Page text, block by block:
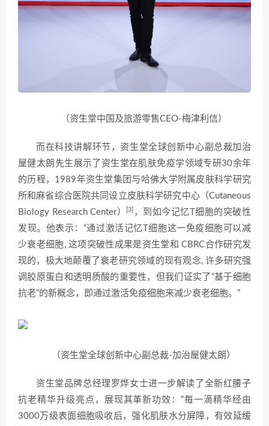
（资生堂中国及旅游零售CEO-梅津利信）
而在科技讲解环节，资生堂全球创新中心副总裁加治
屋健太朗先生展示了资生堂在肌肤免疫学领域专研30余年
的历程，1989年资生堂集团与哈佛大学附属皮肤科学研究
所和麻省综合医院共同设立皮肤科学研究中心（Cutaneous
Biology Research Center）
[3] ，到如今记忆T细胞的突破性
发现。他表示：“通过激活记忆T细胞这一免疫细胞可以减
少衰老细胞, 这项突破性成果是资生堂和 CBRC合作研究发
现的，极大地颠覆了衰老研究领域的现有观念, 许多研究强
调胶原蛋白和透明质酸的重要性，但我们证实了“基于细胞
抗老”的新概念，即通过激活免疫细胞来减少衰老细胞。”
（资生堂全球创新中心副总裁-加治屋健太朗）
资生堂品牌总经理罗烨女士进一步解读了全新红腰子
抗老精华升级亮点，展现其革新功效：“每一滴精华经由
3000万级表面细胞吸收后，强化肌肤水分屏障，有效延缓